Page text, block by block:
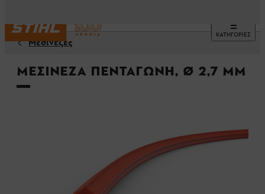
ΚΑΤΗΓΟΡΙΕΣ
Μεσινέζες
Μεσινέζα πεντάγωνη, Ø 2,7 mm